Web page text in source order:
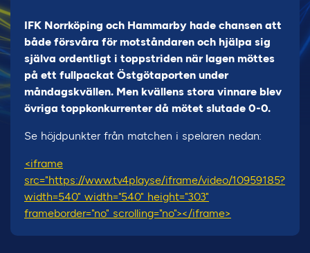
IFK Norrköping och Hammarby hade chansen att
både försvåra för motståndaren och hjälpa sig
själva ordentligt i toppstriden när lagen möttes
på ett fullpackat Östgötaporten under
måndagskvällen. Men kvällens stora vinnare blev
övriga toppkonkurrenter då mötet slutade 0-0.
Se höjdpunkter från matchen i spelaren nedan:
<iframe
src="https://www.tv4play.se/iframe/video/10959185?
width=540" width="540" height="303"
frameborder="no" scrolling="no"></iframe>